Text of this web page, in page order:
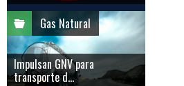
Gas Natural
Impulsan GNV para
transporte d...